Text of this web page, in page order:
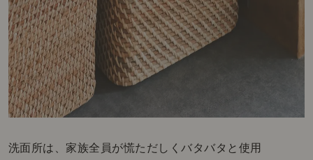
洗面所は、家族全員が慌ただしくバタバタと使用